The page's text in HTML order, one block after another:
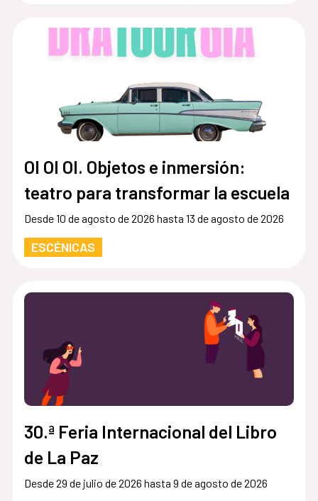
OI OI OI. Objetos e inmersión:
teatro para transformar la escuela
Desde 10 de agosto de 2026 hasta 13 de agosto de 2026
ESCÉNICAS
30.ª Feria Internacional del Libro
de La Paz
Desde 29 de julio de 2026 hasta 9 de agosto de 2026